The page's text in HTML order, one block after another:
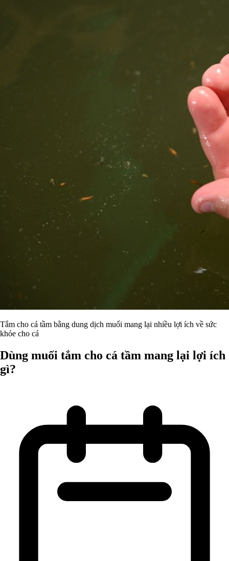
Tắm cho cá tầm bằng dung dịch muối mang lại nhiều lợi ích về sức
khỏe cho cá
Dùng muối tắm cho cá tầm mang lại lợi ích
gì?